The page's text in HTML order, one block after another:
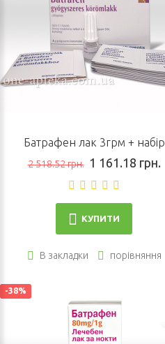
Батрафен лак 3грм + набір
2 518.52 грн. 1 161.18 грн.
КУПИТИ
В закладки порівняння
-38%